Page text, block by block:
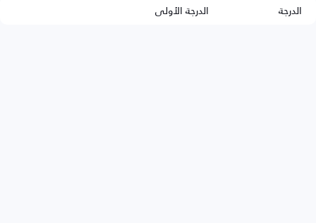
الدرجة
الدرجة الأولى